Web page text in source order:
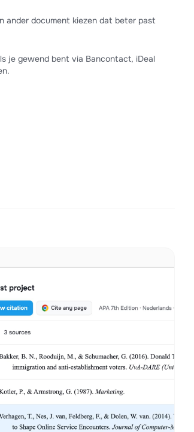
ander document kiezen dat beter past
je gewend bent via Bancontact, iDeal